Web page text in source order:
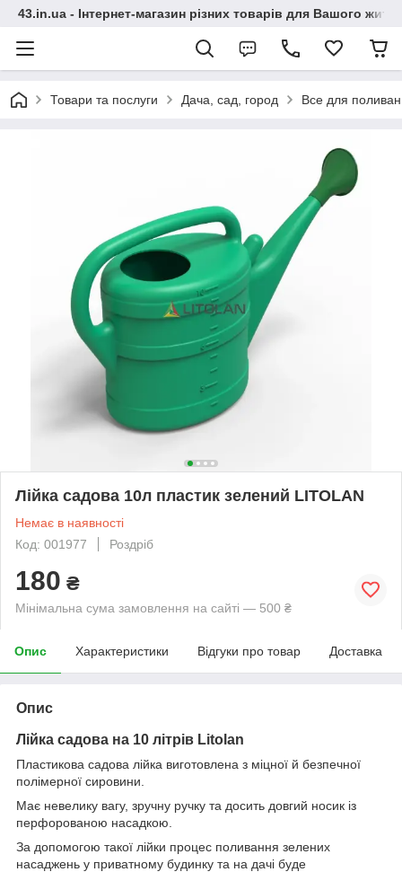
43.in.ua - Інтернет-магазин різних товарів для Вашого
Товари та послуги Дача, сад, город Все для
Лійка садова 10л пластик зелений LITOLAN
Немає в наявності
Код: 001977
Роздріб
180 ₴
Мінімальна сума замовлення на сайті — 500 ₴
Опис Характеристики Відгуки про товар Доставка
Опис
Лійка садова на 10 літрів Litolan
Пластикова садова лійка виготовлена з міцної й безпечної
полімерної сировини.
Має невелику вагу, зручну ручку та досить довгий носик із
перфорованою насадкою.
За допомогою такої лійки процес поливання зелених
насаджень у приватному будинку та на дачі буде